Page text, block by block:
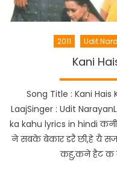
2011 Udit
Kani
Song Title : Kani
LaajSinger : Udit
ka kahu lyrics in hindi
ने सबके बेकार डरै छी,हे यै
कहु,कने हैट क